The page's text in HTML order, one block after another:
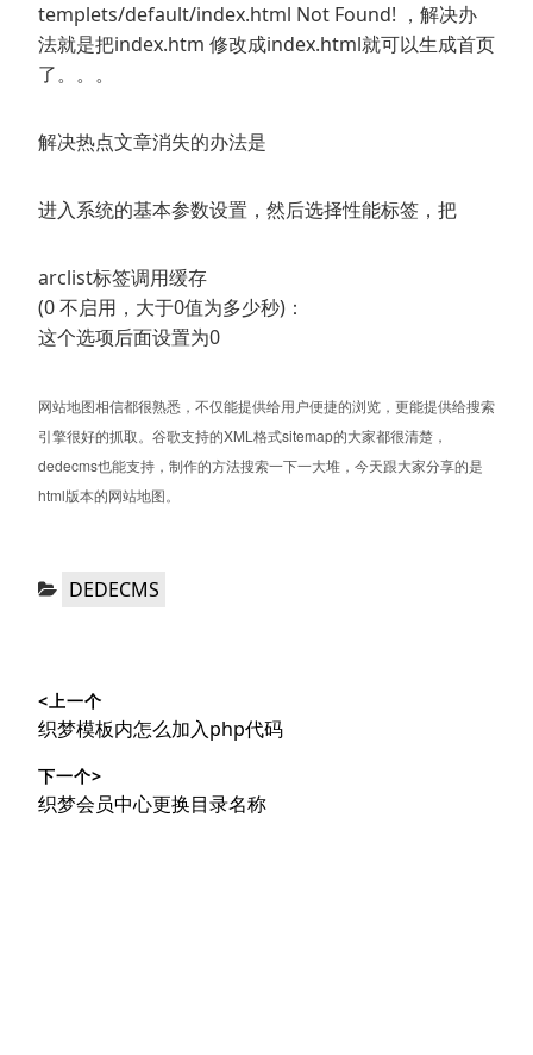
templets/default/index.html Not Found! ，解决办
法就是把index.htm 修改成index.html就可以生成首页
了。。。
解决热点文章消失的办法是
进入系统的基本参数设置，然后选择性能标签，把
arclist标签调用缓存
(0 不启用，大于0值为多少秒)：
这个选项后面设置为0
网站地图相信都很熟悉，不仅能提供给用户便捷的浏览，更能提供给搜索
引擎很好的抓取。谷歌支持的XML格式sitemap的大家都很清楚，
dedecms也能支持，制作的方法搜索一下一大堆，今天跟大家分享的是
html版本的网站地图。
分
DEDECMS
章
导
航
<上一个
上
文
章：
织梦模板内怎么加入php代码
下一个>
下
织梦会员中心更换目录名称